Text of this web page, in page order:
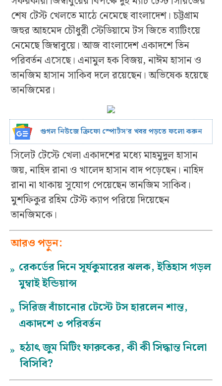
শেষ টেস্ট খেলতে মাঠে নেমেছে বাংলাদেশ। চট্টগ্রাম
জহুর আহমেদ চৌধুরী স্টেডিয়ামে টস জিতে ব্যাটিংয়ে
নেমেছে জিম্বাবুয়ে। আজ বাংলাদেশ একাদশে তিন
পরিবর্তন এসেছে। এনামুল হক বিজয়, নাঈম হাসান ও
তানজিম হাসান সাকিব দলে রয়েছেন। অভিষেক হয়েছে
তানজিমের।
গুগল নিউজে ক্রিফো স্পোর্টস’র খবর পড়তে ফলো করুন
সিলেট টেস্টে খেলা একাদশের মধ্যে মাহমুদুল হাসান
জয়, নাহিদ রানা ও খালেদ হাসান বাদ পড়েছেন। নাহিদ
রানা না থাকায় সুযোগ পেয়েছেন তানজিম সাকিব।
মুশফিকুর রহিম টেস্ট ক্যাপ পরিয়ে দিয়েছেন
তানজিমকে।
আরও পড়ুন:
» রেকর্ডের দিনে সূর্যকুমারের ঝলক, ইতিহাস গড়ল
মুম্বাই ইন্ডিয়ান্স
» সিরিজ বাঁচানোর টেস্টে টস হারলেন শান্ত,
একাদশে ৩ পরিবর্তন
» হঠাৎ জুম মিটিং ফারুকের, কী কী সিদ্ধান্ত নিলো
বিসিবি?